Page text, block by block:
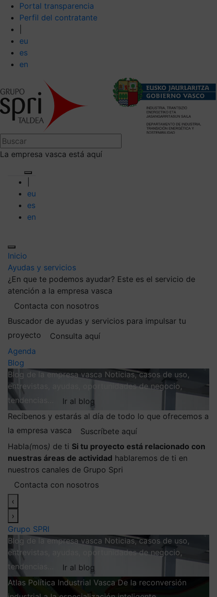
Portal transparencia
Perfil del contratante
eu
es
en
La empresa vasca está aquí
eu
es
en
Inicio
Ayudas y servicios
¿En que te podemos ayudar? Este es el servicio de
atención a la empresa vasca
Contacta con nosotros
Buscador de ayudas y servicios para impulsar tu
proyecto
Consulta aquí
Agenda
Blog
Blog de la empresa vasca Noticias, casos de uso,
entrevistas, ayudas, oportunidades de negocio,
tendencias…
Ir al blog
Recíbenos y estarás al día de todo lo que ofrecemos a
la empresa vasca
Suscríbete aquí
Habla(mos) de ti Si tu proyecto está relacionado con
nuestras áreas de actividad hablaremos de ti en
nuestros canales de Grupo Spri
Contacta con nosotros
‹
›
Grupo SPRI
Blog de la empresa vasca Noticias, casos de uso,
entrevistas, ayudas, oportunidades de negocio,
tendencias…
Ir al blog
Atlas Política Industrial Vasca De la reconversión